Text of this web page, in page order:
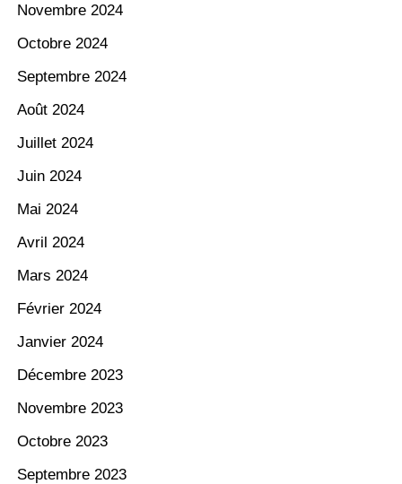
Novembre 2024
Octobre 2024
Septembre 2024
Août 2024
Juillet 2024
Juin 2024
Mai 2024
Avril 2024
Mars 2024
Février 2024
Janvier 2024
Décembre 2023
Novembre 2023
Octobre 2023
Septembre 2023